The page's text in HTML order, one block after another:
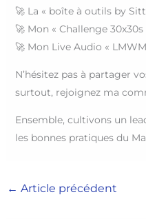
🚀 La « boîte à outils by
🚀 Mon « Challenge
🚀 Mon Live Audio «
N’hésitez pas à partager
surtout, rejoignez ma
Ensemble, cultivons un
les bonnes pratiques du
← Article précédent